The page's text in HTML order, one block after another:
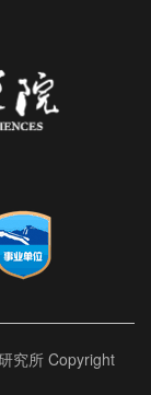
究所 Copyright